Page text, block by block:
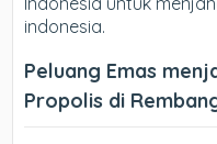
indonesia.
Peluang Emas
Propolis di